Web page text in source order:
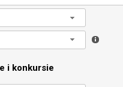
i konkursie